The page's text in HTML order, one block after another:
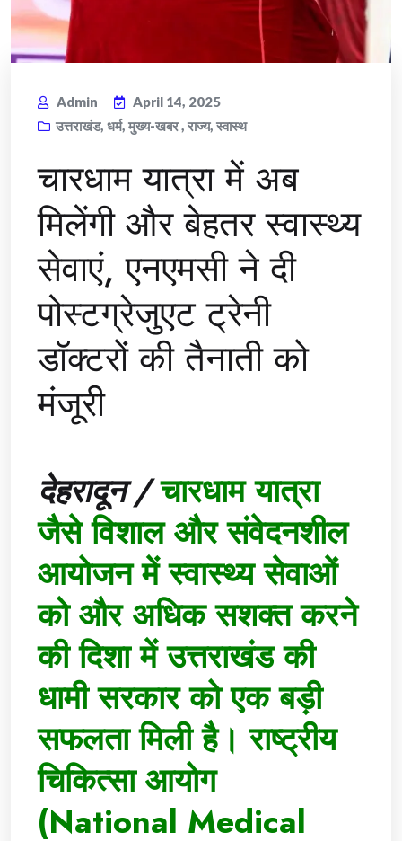
Admin
April 14, 2025
उत्तराखंड, धर्म, मुख्य-खबर, राज्य, स्वास्थ
चारधाम यात्रा में अब
मिलेंगी और बेहतर स्वास्थ्य
सेवाएं, एनएमसी ने दी
पोस्टग्रेजुएट ट्रेनी
डॉक्टरों की तैनाती को
मंजूरी
देहरादून /चारधाम यात्रा
जैसे विशाल और संवेदनशील
आयोजन में स्वास्थ्य सेवाओं
को और अधिक सशक्त करने
की दिशा में उत्तराखंड की
धामी सरकार को एक बड़ी
सफलता मिली है। राष्ट्रीय
चिकित्सा आयोग
(National Medical